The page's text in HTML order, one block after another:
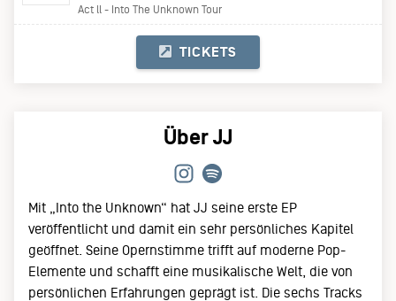
Act ll - Into The Unknown Tour
TICKETS
Über JJ
Mit „Into the Unknown“ hat JJ seine erste EP
veröffentlicht und damit ein sehr persönliches Kapitel
geöffnet. Seine Opernstimme trifft auf moderne Pop-
Elemente und schafft eine musikalische Welt, die von
persönlichen Erfahrungen geprägt ist. Die sechs Tracks